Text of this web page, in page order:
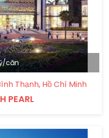
căn
Thạnh, Hồ Chí Minh
PEARL